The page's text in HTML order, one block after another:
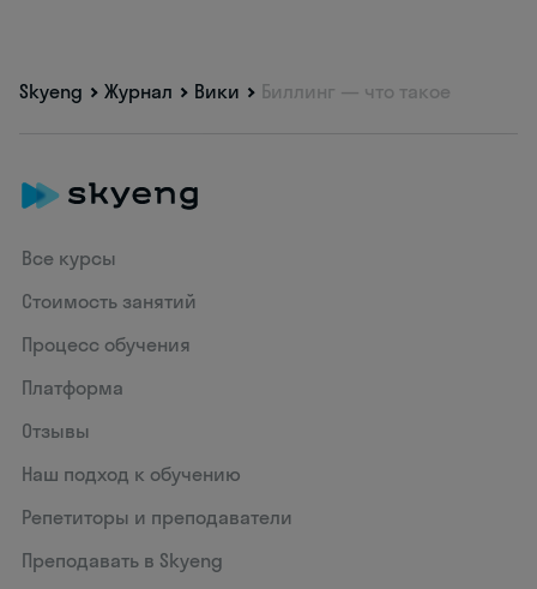
Skyeng Журнал Вики Биллинг — что такое
Все курсы
Стоимость занятий
Процесс обучения
Платформа
Отзывы
Наш подход к обучению
Репетиторы и преподаватели
Преподавать в Skyeng